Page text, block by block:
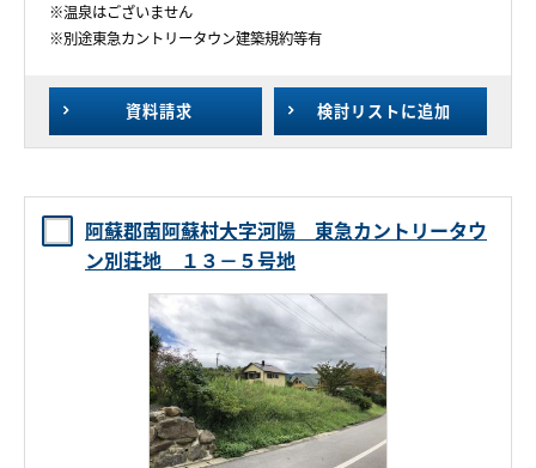
資料請求 検討リストに追加
※温泉はございません
※別途東急カントリータウン建築規約等有
阿蘇郡南阿蘇村大字河陽 東急カントリータウ
ン別荘地 １３－５号地